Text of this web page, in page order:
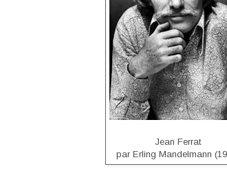
Jean Ferrat
par Erling Mandelmann